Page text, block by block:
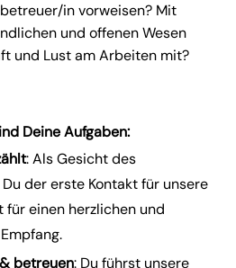
in vorweisen? Mit
und offenen Wesen
und Lust am Arbeiten mit?
Deine Aufgaben:
: Als Gesicht des
der erste Kontakt für unsere
für einen herzlichen und
betreuen: Du führst unsere